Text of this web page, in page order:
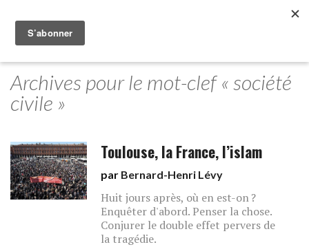
Archives pour le mot-clef « société
civile »
Toulouse, la France, l’islam
par Bernard-Henri Lévy
Huit jours après, où en est-on ?
Enquêter d'abord. Penser la chose.
Conjurer le double effet pervers de
la tragédie.